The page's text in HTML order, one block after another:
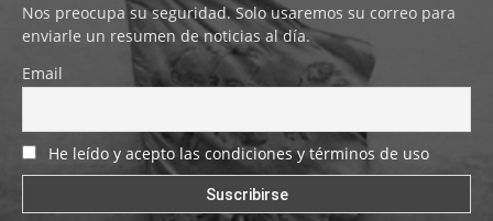
Nos preocupa su seguridad. Solo usaremos su correo para
enviarle un resumen de noticias al día.
Email
He leído y acepto las condiciones y términos de uso